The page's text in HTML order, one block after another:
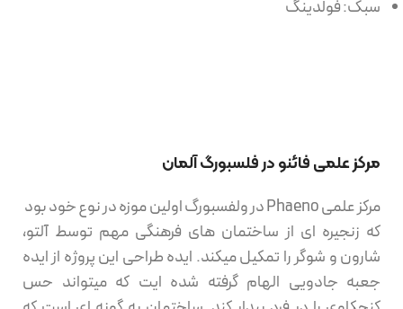
سبک: فولدینگ
مرکز علمی فائنو در فلسبورگ آلمان
مرکز علمی Phaeno در ولفسبورگ اولین موزه در نوع خود بود
که زنجیره ای از ساختمان های فرهنگی مهم توسط آلتو،
شارون و شوگر را تمکیل میکند. ایده طراحی این پروژه از ایده
جعبه جادویی الهام گرفته شده ایت که میتواند حس